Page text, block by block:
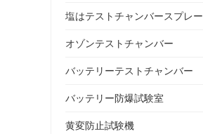
塩はテストチャンバースプレー
オゾンテストチャンバー
バッテリーテストチャンバー
バッテリー防爆試験室
黄変防止試験機